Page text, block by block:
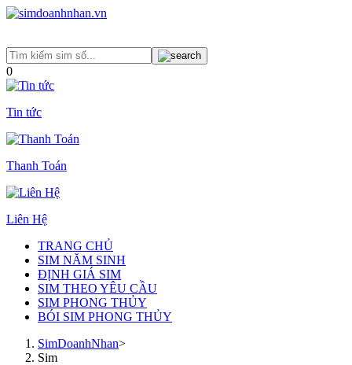
0
Tin tức
Thanh Toán
Liên Hệ
TRANG CHỦ
SIM NĂM SINH
ĐỊNH GIÁ SIM
SIM THEO YÊU CẦU
SIM PHONG THỦY
BÓI SIM PHONG THỦY
SimDoanhNhan>
Sim